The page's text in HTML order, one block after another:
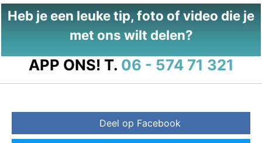
Heb je een leuke tip, foto of video die je
met ons wilt delen?
APP ONS! T. 06 - 574 71 321
Deel op Facebook